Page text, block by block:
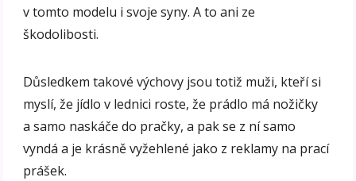
v tomto modelu i svoje syny. A to ani ze
škodolibosti.
Důsledkem takové výchovy jsou totiž muži, kteří si
myslí, že jídlo v lednici roste, že prádlo má nožičky
a samo naskáče do pračky, a pak se z ní samo
vyndá a je krásně vyžehlené jako z reklamy na prací
prášek.